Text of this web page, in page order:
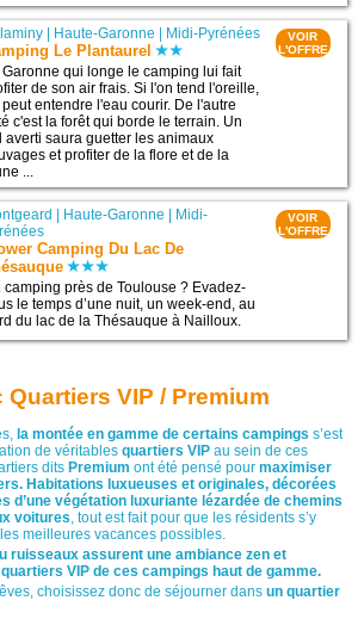
| Haute-Garonne | Midi-Pyrénées
Le Plantaurel
Garonne qui longe le camping lui fait
de son air frais. Si l'on tend l'oreille,
entendre l'eau courir. De l'autre
c'est la forêt qui borde le terrain. Un
saura guetter les animaux
et profiter de la flore et de la
...
VOIR
L'OFFRE
Haute-Garonne
Midi-
Camping Du Lac De
camping près de Toulouse ? Evadez-
le temps d’une nuit, un week-end, au
du lac de la Thésauque à Nailloux.
VOIR
L'OFFRE
VIP / Premium
la montée en gamme de certains campings s’est
de véritablesquartiers VIP au sein de ces
ditsPremium ont été pensé pourmaximiser
Habitations luxueuses et originales, décorées
d’une végétation luxuriante lézardée de chemins
voitures , tout est fait pour que les résidents s’y
meilleures vacances possibles.
ruisseaux assurent une ambiance zen et
VIP de ces campings haut de gamme.
choisissez donc de séjourner dansun quartier